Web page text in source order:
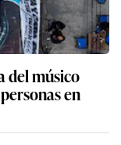
del músico
en